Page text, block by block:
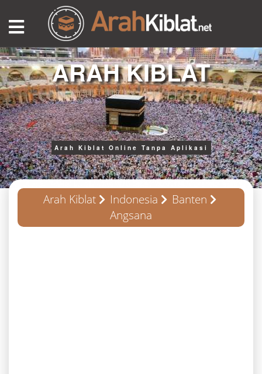
ARAH KIBLAT
Arah Kiblat Online Tanpa Aplikasi
Arah Kiblat Indonesia
Banten
Angsana